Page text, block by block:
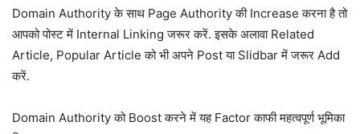
Domain Authority के साथ Page Authority की Increase करना है तो
आपको पोस्ट में Internal Linking जरूर करें. इसके अलावा Related
Article, Popular Article को भी अपने Post या Slidbar में जरूर Add
करें.
Domain Authority को Boost करने में यह Factor काफी महत्वपूर्ण भूमिका